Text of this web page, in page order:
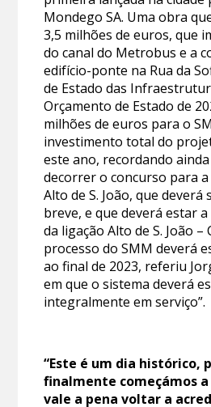
Mondego SA. Uma obra
3,5 milhões de euros, que
do canal do Metrobus e a
edifício-ponte na Rua da
de Estado das
Orçamento de Estado de
milhões de euros para o
investimento total do
este ano, recordando
decorrer o concurso para
Alto de S. João, que deverá
breve, e que deverá estar
da ligação Alto de S. João –
processo do SMM deverá
ao final de 2023, referiu
em que o sistema deverá
integralmente em serviço”.
“Este é um dia histórico,
finalmente começámos
vale a pena voltar a